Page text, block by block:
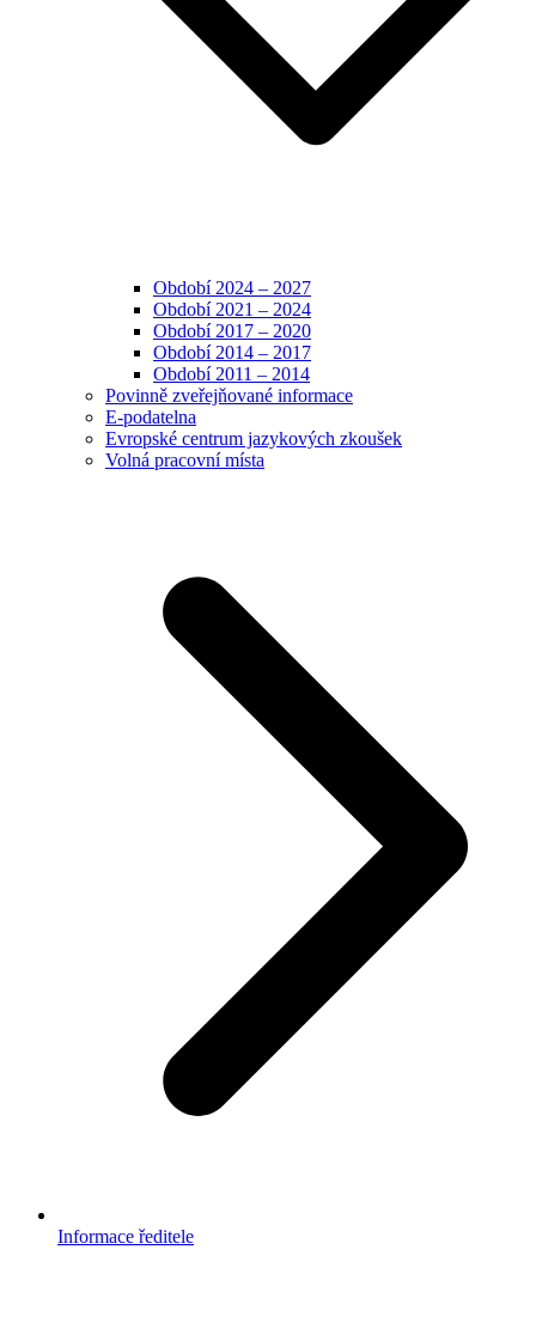
Období 2024 – 2027
Období 2021 – 2024
Období 2017 – 2020
Období 2014 – 2017
Období 2011 – 2014
Povinně zveřejňované informace
E-podatelna
Evropské centrum jazykových zkoušek
Volná pracovní místa
Informace ředitele